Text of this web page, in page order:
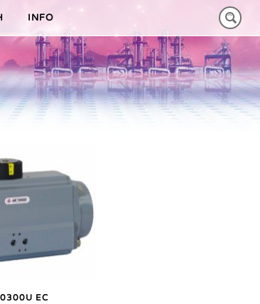
VORTEILE HEAVY-DUTY
(25-1000NM) VORTEILE VT PLUS-SERIE
MT-SERIE (25-75NM)
INFO
EC